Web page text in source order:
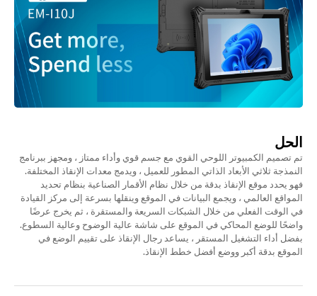
الحل
تم تصميم الكمبيوتر اللوحي القوي مع جسم قوي وأداء ممتاز ، ومجهز ببرنامج
النمذجة ثلاثي الأبعاد الذاتي المطور للعميل ، ويدمج معدات الإنقاذ المختلفة.
فهو يحدد موقع الإنقاذ بدقة من خلال نظام الأقمار الصناعية بنظام تحديد
المواقع العالمي ، ويجمع البيانات في الموقع وينقلها بسرعة إلى مركز القيادة
في الوقت الفعلي من خلال الشبكات السريعة والمستقرة ، ثم يخرج عرضًا
واضحًا للوضع المحاكي في الموقع على شاشة عالية الوضوح وعالية السطوع.
بفضل أداء التشغيل المستقر ، يساعد رجال الإنقاذ على تقييم الوضع في
الموقع بدقة أكبر ووضع أفضل خطط الإنقاذ.